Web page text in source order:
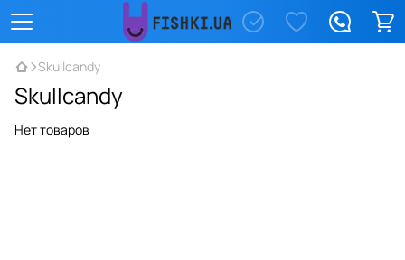
Skullcandy
Skullcandy
Нет товаров